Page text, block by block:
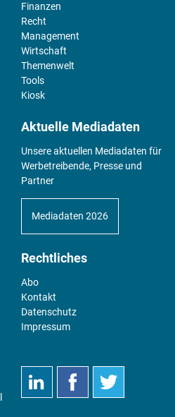
Finanzen
Recht
Management
Wirtschaft
Themenwelt
Tools
Kiosk
Aktuelle Mediadaten
Unsere aktuellen Mediadaten für
Werbetreibende, Presse und
Partner
Mediadaten 2026
Rechtliches
Abo
Kontakt
Datenschutz
Impressum